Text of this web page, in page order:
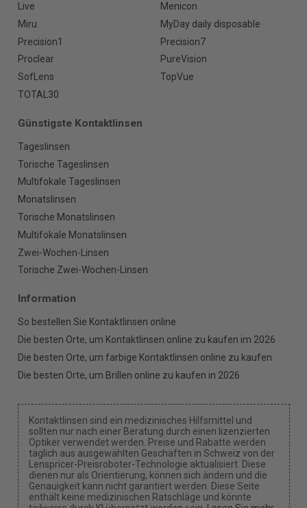
Live
Menicon
Miru
MyDay daily disposable
Precision1
Precision7
Proclear
PureVision
SofLens
TopVue
TOTAL30
Günstigste Kontaktlinsen
Tageslinsen
Torische Tageslinsen
Multifokale Tageslinsen
Monatslinsen
Torische Monatslinsen
Multifokale Monatslinsen
Zwei-Wochen-Linsen
Torische Zwei-Wochen-Linsen
Information
So bestellen Sie Kontaktlinsen online
Die besten Orte, um Kontaktlinsen online zu kaufen im 2026
Die besten Orte, um farbige Kontaktlinsen online zu kaufen
Die besten Orte, um Brillen online zu kaufen in 2026
Kontaktlinsen sind ein medizinisches Hilfsmittel und
sollten nur nach einer Beratung durch einen lizenzierten
Optiker verwendet werden. Preise und Rabatte werden
täglich aus ausgewählten Geschäften in Schweiz von der
Lenspricer-Preisroboter-Technologie aktualisiert. Diese
dienen nur als Orientierung, können sich ändern und die
Genauigkeit kann nicht garantiert werden. Diese Seite
enthält keine medizinischen Ratschläge und könnte